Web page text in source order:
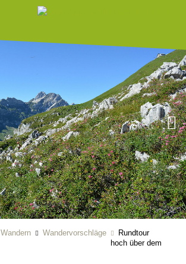
Wandern Wandervorschläge
Rundtour
hoch über dem